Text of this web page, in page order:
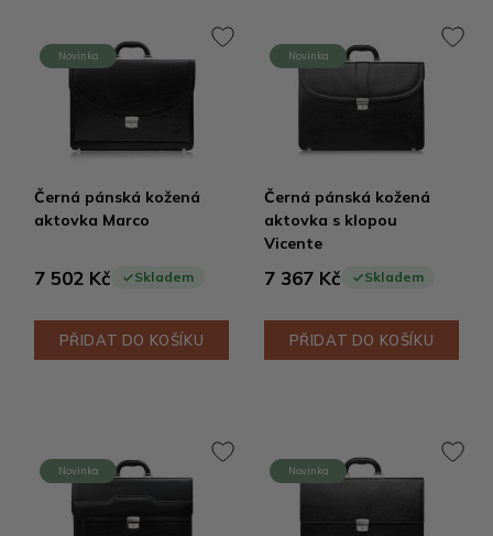
Novinka
Černá pánská kožená
aktovka Marco
7 502 Kč Skladem
PŘIDAT DO KOŠÍKU
Novinka
Černá pánská kožená
aktovka s klopou
Vicente
7 367 Kč Skladem
PŘIDAT DO KOŠÍKU
Novinka Novinka